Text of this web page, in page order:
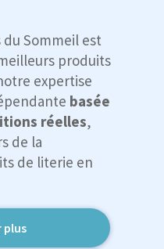
Sommeil est
produits
expertise
basée
réelles,
de la
de literie en
plus